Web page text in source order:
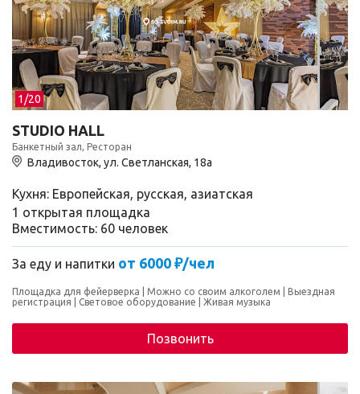
1/20
STUDIO HALL
Банкетный зал, Ресторан
Владивосток, ул. Светланская, 18а
Кухня: Европейская, русская, азиатская
1 открытая площадка
Вместимость: 60 человек
За еду и напитки от 6000 ₽/чел
Площадка для фейерверка Можно со своим алкоголем
Выездная
регистрация
Световое оборудование Живая музыка
Позвонить